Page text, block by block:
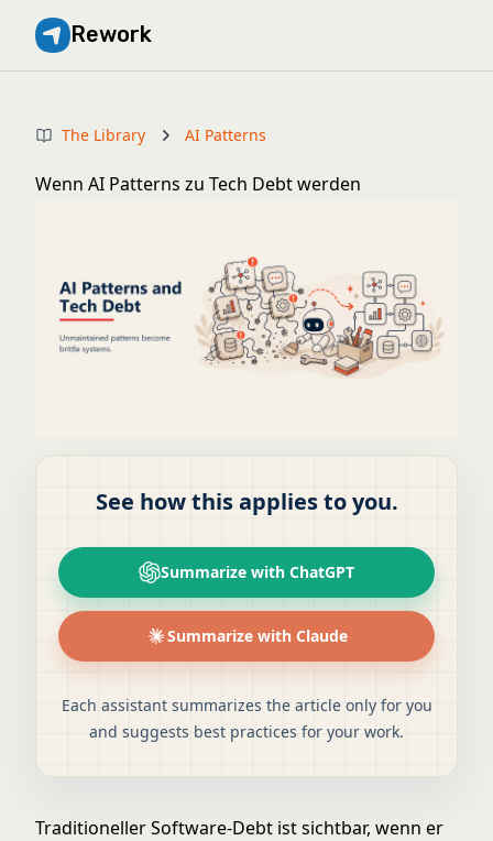
Rework
The Library AI Patterns
Wenn AI Patterns zu Tech Debt werden
See how this applies to you.
Summarize with ChatGPT
Summarize with Claude
Each assistant summarizes the article only for you
and suggests best practices for your work.
Traditioneller Software-Debt ist sichtbar, wenn er